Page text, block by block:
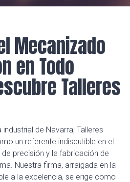
Mecanizado
en Todo
Talleres
de Navarra, Talleres
un referente indiscutible en el
precisión y la fabricación de
Nuestra firma, arraigada en la
a la excelencia, se erige como